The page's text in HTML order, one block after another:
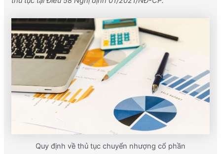
Quy định về thủ tục chuyển nhượng cổ phần